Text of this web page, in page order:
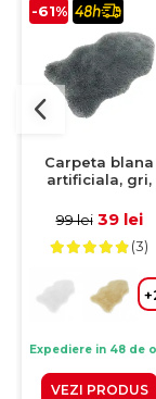
-61%
Carpeta blana
artificiala, gri,
99 lei 39 lei
(3)
Expediere in 48 de
VEZI PRODUS